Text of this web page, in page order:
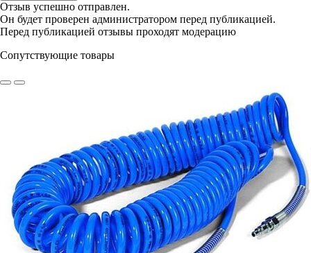
Отзыв успешно отправлен.
Он будет проверен администратором перед публикацией.
Перед публикацией отзывы проходят модерацию
Сопутствующие товары